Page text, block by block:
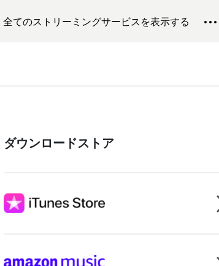
全てのストリーミングサービスを表示する
ダウンロードストア